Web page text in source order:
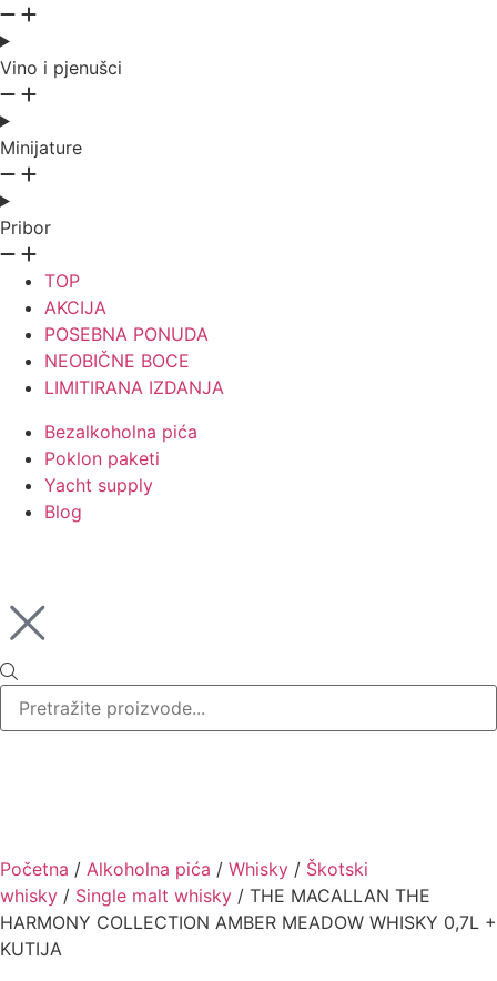
Vino i pjenušci
Minijature
Pribor
TOP
AKCIJA
POSEBNA PONUDA
NEOBIČNE BOCE
LIMITIRANA IZDANJA
Bezalkoholna pića
Poklon paketi
Yacht supply
Blog
Početna / Alkoholna pića / Whisky / Škotski
whisky / Single malt whisky / THE MACALLAN THE
HARMONY COLLECTION AMBER MEADOW WHISKY 0,7L +
KUTIJA